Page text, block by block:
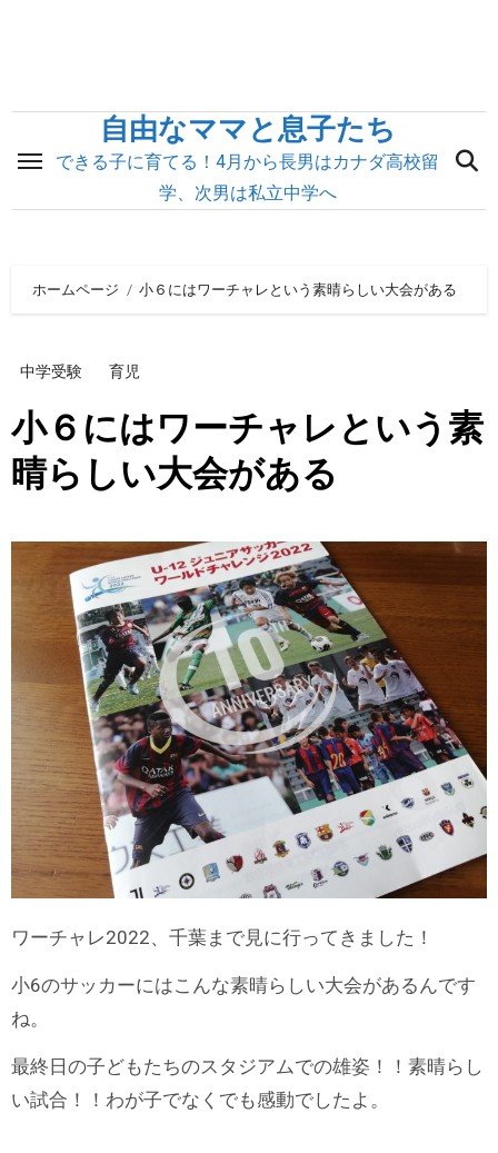
ス
自由なママと息子たち
できる子に育てる！4月から長男はカナダ高校留
学、次男は私立中学へ
ホームページ 小６にはワーチャレという素晴らしい大会がある
中学受験 育児
小６にはワーチャレという素
晴らしい大会がある
ワーチャレ2022、千葉まで見に行ってきました！
小6のサッカーにはこんな素晴らしい大会があるんです
ね。
最終日の子どもたちのスタジアムでの雄姿！！素晴らし
い試合！！わが子でなくでも感動でしたよ。